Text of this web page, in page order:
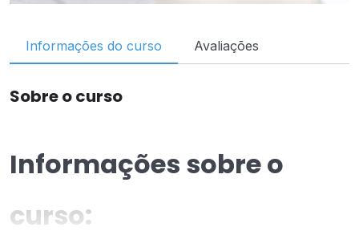
Informações do curso Avaliações
Sobre o curso
Informações sobre o
curso: